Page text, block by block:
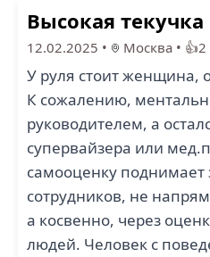
Высокая
12.02.2025 • Москва • 👍2
У руля стоит женщина,
К сожалению,
руководителем, а
супервайзера или
самооценку поднимает
сотрудников, не
а косвенно, через
людей. Человек с